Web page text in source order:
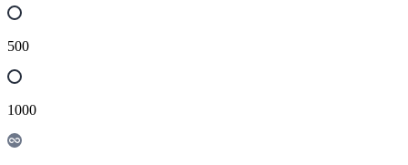
500
1000